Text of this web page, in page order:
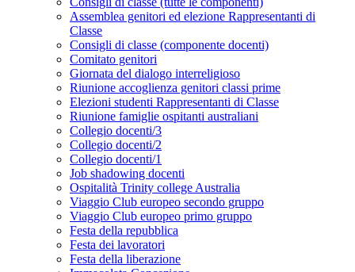
Assemblea genitori ed elezione Rappresentanti di
Classe
Consigli di classe (componente docenti)
Comitato genitori
Giornata del dialogo interreligioso
Riunione accoglienza genitori classi prime
Elezioni studenti Rappresentanti di Classe
Riunione famiglie ospitanti australiani
Collegio docenti/3
Collegio docenti/2
Collegio docenti/1
Job shadowing docenti
Ospitalità Trinity college Australia
Viaggio Club europeo secondo gruppo
Viaggio Club europeo primo gruppo
Festa della repubblica
Festa dei lavoratori
Festa della liberazione